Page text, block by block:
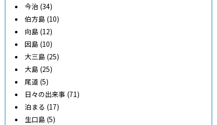
今治 (34)
伯方島 (10)
向島 (12)
因島 (10)
大三島 (25)
大島 (25)
尾道 (5)
日々の出来事 (71)
泊まる (17)
生口島 (5)